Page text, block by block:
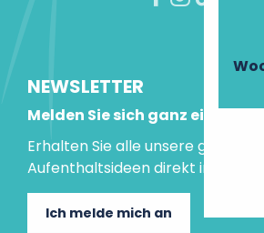
NEWSLETTER
Melden Sie sich ganz einfach
Erhalten Sie alle unsere guten
Aufenthaltsideen direkt in Ihre
Ich melde mich an